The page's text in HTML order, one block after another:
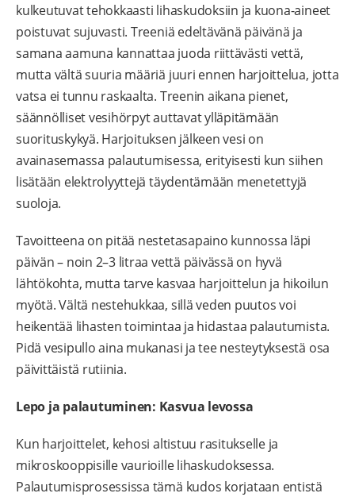
kulkeutuvat tehokkaasti lihaskudoksiin ja kuona-aineet
poistuvat sujuvasti. Treeniä edeltävänä päivänä ja
samana aamuna kannattaa juoda riittävästi vettä,
mutta vältä suuria määriä juuri ennen harjoittelua, jotta
vatsa ei tunnu raskaalta. Treenin aikana pienet,
säännölliset vesihörpyt auttavat ylläpitämään
suorituskykyä. Harjoituksen jälkeen vesi on
avainasemassa palautumisessa, erityisesti kun siihen
lisätään elektrolyyttejä täydentämään menetettyjä
suoloja.
Tavoitteena on pitää nestetasapaino kunnossa läpi
päivän – noin 2–3 litraa vettä päivässä on hyvä
lähtökohta, mutta tarve kasvaa harjoittelun ja hikoilun
myötä. Vältä nestehukkaa, sillä veden puutos voi
heikentää lihasten toimintaa ja hidastaa palautumista.
Pidä vesipullo aina mukanasi ja tee nesteytyksestä osa
päivittäistä rutiinia.
Lepo ja palautuminen: Kasvua levossa
Kun harjoittelet, kehosi altistuu rasitukselle ja
mikroskooppisille vaurioille lihaskudoksessa.
Palautumisprosessissa tämä kudos korjataan entistä